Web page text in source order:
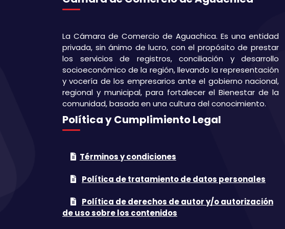
La Cámara de Comercio de Aguachica. Es una entidad
privada, sin ánimo de lucro, con el propósito de prestar
los servicios de registros, conciliación y desarrollo
socioeconómico de la región, llevando la representación
y vocería de los empresarios ante el gobierno nacional,
regional y municipal, para fortalecer el Bienestar de la
comunidad, basada en una cultura del conocimiento.
Política y Cumplimiento Legal
Términos y condiciones
Política de tratamiento de datos personales
Política de derechos de autor y/o autorización
de uso sobre los contenidos